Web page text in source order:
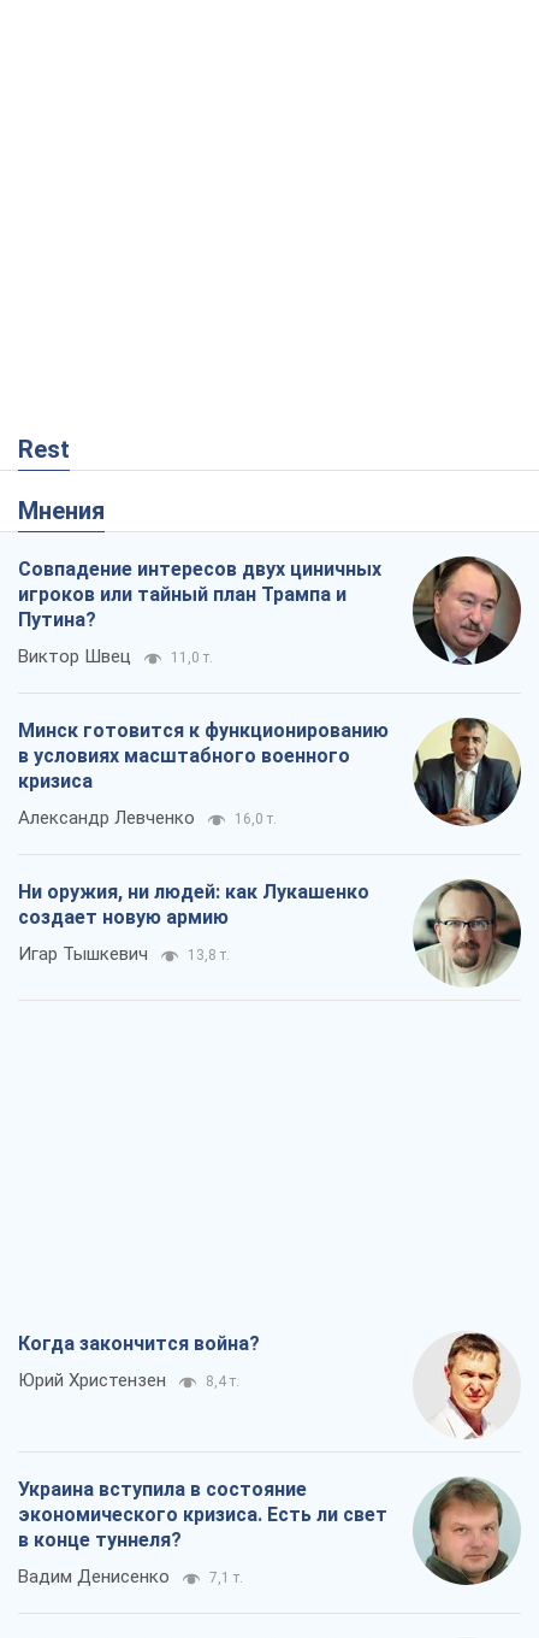
Rest
Мнения
Совпадение интересов двух циничных
игроков или тайный план Трампа и
Путина?
Виктор Швец 11,0 т.
Минск готовится к функционированию
в условиях масштабного военного
кризиса
Александр Левченко 16,0 т.
Ни оружия, ни людей: как Лукашенко
создает новую армию
Игар Тышкевич 13,8 т.
Когда закончится война?
Юрий Христензен 8,4 т.
Украина вступила в состояние
экономического кризиса. Есть ли свет
в конце туннеля?
Вадим Денисенко 7,1 т.